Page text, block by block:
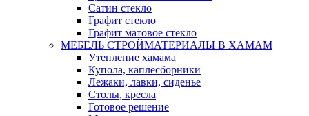
Сатин стекло
Графит стекло
Графит матовое стекло
МЕБЕЛЬ СТРОЙМАТЕРИАЛЫ В ХАМАМ
Утепление хамама
Купола, каплесборники
Лежаки, лавки, сиденье
Столы, кресла
Готовое решение